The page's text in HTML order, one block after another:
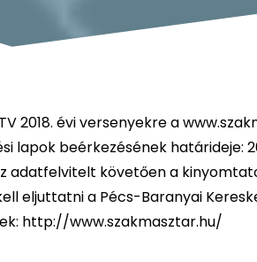
2018. évi versenyekre a
lapok beérkezésének határideje:
adatfelvitelt követően a
eljuttatni a Pécs-Baranyai
http://www.szakmasztar.hu/